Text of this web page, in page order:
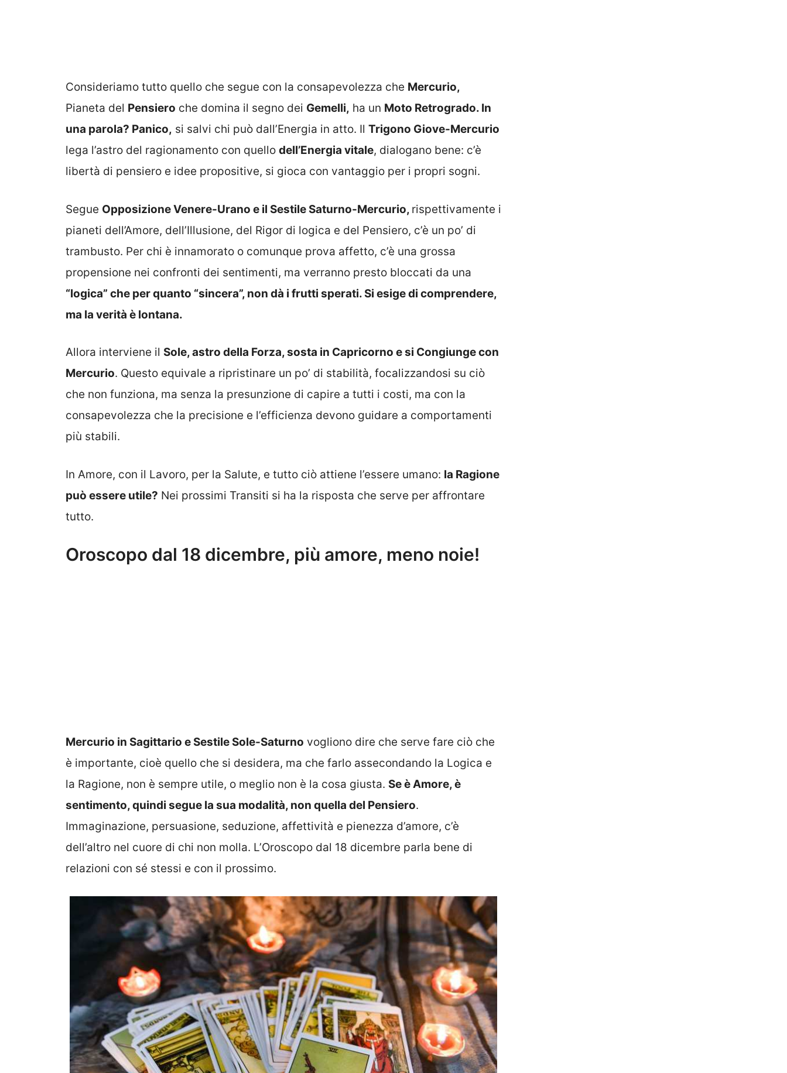
Consideriamo tutto quello che segue con la consapevolezza che Mercurio,
Pianeta del Pensiero che domina il segno dei Gemelli, ha un Moto Retrogrado. In
una parola? Panico, si salvi chi può dall’Energia in atto. Il Trigono Giove-Mercurio
lega l’astro del ragionamento con quello dell’Energia vitale, dialogano bene: c’è
libertà di pensiero e idee propositive, si gioca con vantaggio per i propri sogni.
Segue Opposizione Venere-Urano e il Sestile Saturno-Mercurio, rispettivamente i
pianeti dell’Amore, dell’Illusione, del Rigor di logica e del Pensiero, c’è un po’ di
trambusto. Per chi è innamorato o comunque prova affetto, c’è una grossa
propensione nei confronti dei sentimenti, ma verranno presto bloccati da una
“logica” che per quanto “sincera”, non dà i frutti sperati. Si esige di comprendere,
ma la verità è lontana.
Allora interviene il Sole, astro della Forza, sosta in Capricorno e si Congiunge con
Mercurio. Questo equivale a ripristinare un po’ di stabilità, focalizzandosi su ciò
che non funziona, ma senza la presunzione di capire a tutti i costi, ma con la
consapevolezza che la precisione e l’efficienza devono guidare a comportamenti
più stabili.
In Amore, con il Lavoro, per la Salute, e tutto ciò attiene l’essere umano: la Ragione
può essere utile? Nei prossimi Transiti si ha la risposta che serve per affrontare
tutto.
Oroscopo dal 18 dicembre, più amore, meno noie!
Mercurio in Sagittario e Sestile Sole-Saturno vogliono dire che serve fare ciò che
è importante, cioè quello che si desidera, ma che farlo assecondando la Logica e
la Ragione, non è sempre utile, o meglio non è la cosa giusta. Se è Amore, è
sentimento, quindi segue la sua modalità, non quella del Pensiero.
Immaginazione, persuasione, seduzione, affettività e pienezza d’amore, c’è
dell’altro nel cuore di chi non molla. L’Oroscopo dal 18 dicembre parla bene di
relazioni con sé stessi e con il prossimo.